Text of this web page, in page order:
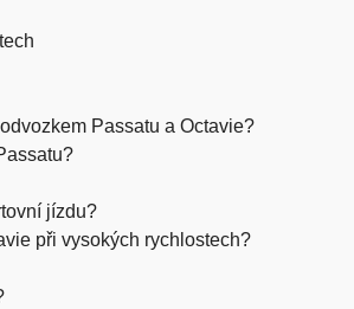
Passatu a Octavie?
jízdu?
při vysokých rychlostech?